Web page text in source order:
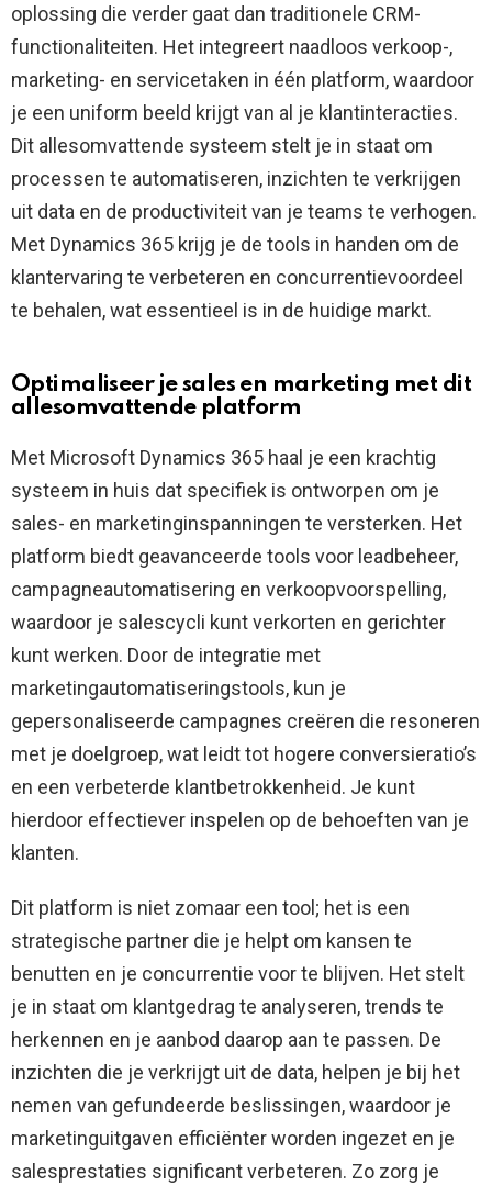
oplossing die verder gaat dan traditionele CRM-
functionaliteiten. Het integreert naadloos verkoop-,
marketing- en servicetaken in één platform, waardoor
je een uniform beeld krijgt van al je klantinteracties.
Dit allesomvattende systeem stelt je in staat om
processen te automatiseren, inzichten te verkrijgen
uit data en de productiviteit van je teams te verhogen.
Met Dynamics 365 krijg je de tools in handen om de
klantervaring te verbeteren en concurrentievoordeel
te behalen, wat essentieel is in de huidige markt.
Optimaliseer je sales en marketing met dit
allesomvattende platform
Met Microsoft Dynamics 365 haal je een krachtig
systeem in huis dat specifiek is ontworpen om je
sales- en marketinginspanningen te versterken. Het
platform biedt geavanceerde tools voor leadbeheer,
campagneautomatisering en verkoopvoorspelling,
waardoor je salescycli kunt verkorten en gerichter
kunt werken. Door de integratie met
marketingautomatiseringstools, kun je
gepersonaliseerde campagnes creëren die resoneren
met je doelgroep, wat leidt tot hogere conversieratio’s
en een verbeterde klantbetrokkenheid. Je kunt
hierdoor effectiever inspelen op de behoeften van je
klanten.
Dit platform is niet zomaar een tool; het is een
strategische partner die je helpt om kansen te
benutten en je concurrentie voor te blijven. Het stelt
je in staat om klantgedrag te analyseren, trends te
herkennen en je aanbod daarop aan te passen. De
inzichten die je verkrijgt uit de data, helpen je bij het
nemen van gefundeerde beslissingen, waardoor je
marketinguitgaven efficiënter worden ingezet en je
salesprestaties significant verbeteren. Zo zorg je